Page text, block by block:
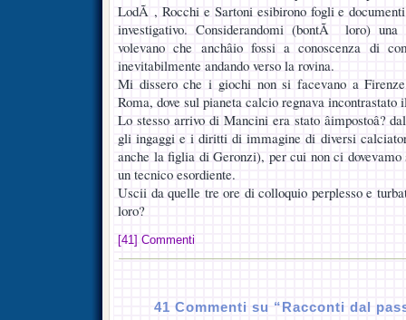
LodÃ , Rocchi e Sartoni esibirono fogli e
investigativo. Considerandomi (bontÃ loro)
volevano che anchâio fossi a conoscenza di
inevitabilmente andando verso la rovina.
Mi dissero che i giochi non si facevano a
Roma, dove sul pianeta calcio regnava
Lo stesso arrivo di Mancini era stato
gli ingaggi e i diritti di immagine di diversi
anche la figlia di Geronzi), per cui non ci
un tecnico esordiente.
Uscii da quelle tre ore di colloquio perplesso e
loro?
[41] Commenti
41 Commenti su “Racconti dal